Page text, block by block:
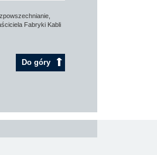
Fabryki Kabli
Do góry